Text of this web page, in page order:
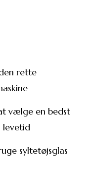
rette
vælge en bedst
levetid
syltetøjsglas